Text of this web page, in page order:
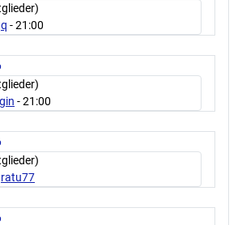
- 21:00
- 21:00
ratu77